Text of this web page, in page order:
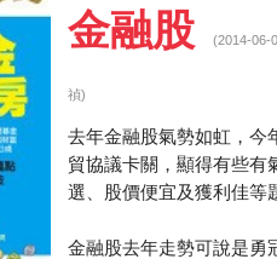
金融股
(2014-06-
禎)
去年金融股氣勢如虹，今
貿協議卡關，顯得有些有
選、股價便宜及獲利佳等
金融股去年走勢可說是勇